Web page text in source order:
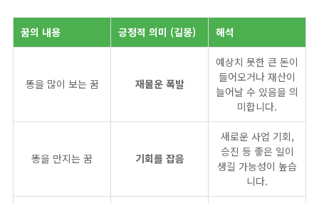
꿈의 내용 긍정적 의미 (길몽) 해석
똥을 많이 보는 꿈 재물운 폭발
예상치 못한 큰 돈이
들어오거나 재산이
늘어날 수 있음을 의
미합니다.
똥을 만지는 꿈 기회를 잡음
새로운 사업 기회,
승진 등 좋은 일이
생길 가능성이 높습
니다.